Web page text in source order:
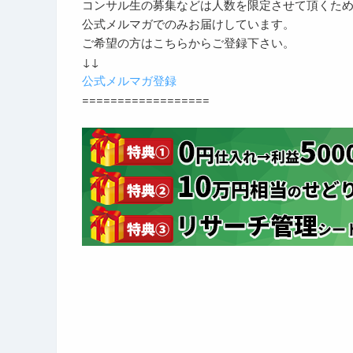
コンサル生の募集などは人数を限定させて頂くため
公式メルマガでのみお届けしています。
ご希望の方はこちらからご登録下さい。
↓↓
公式メルマガ登録
==================